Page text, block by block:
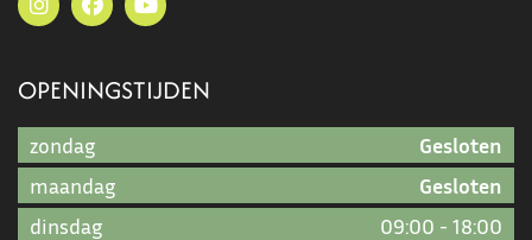
OPENINGSTIJDEN
zondag
Gesloten
maandag
Gesloten
dinsdag
09:00 - 18:00